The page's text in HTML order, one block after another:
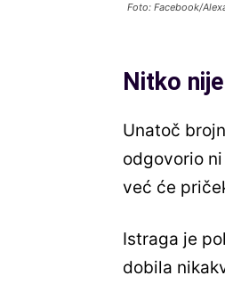
Foto: Facebook/
Nitko
Unatoč
odgovorio
već će
Istraga je
dobila